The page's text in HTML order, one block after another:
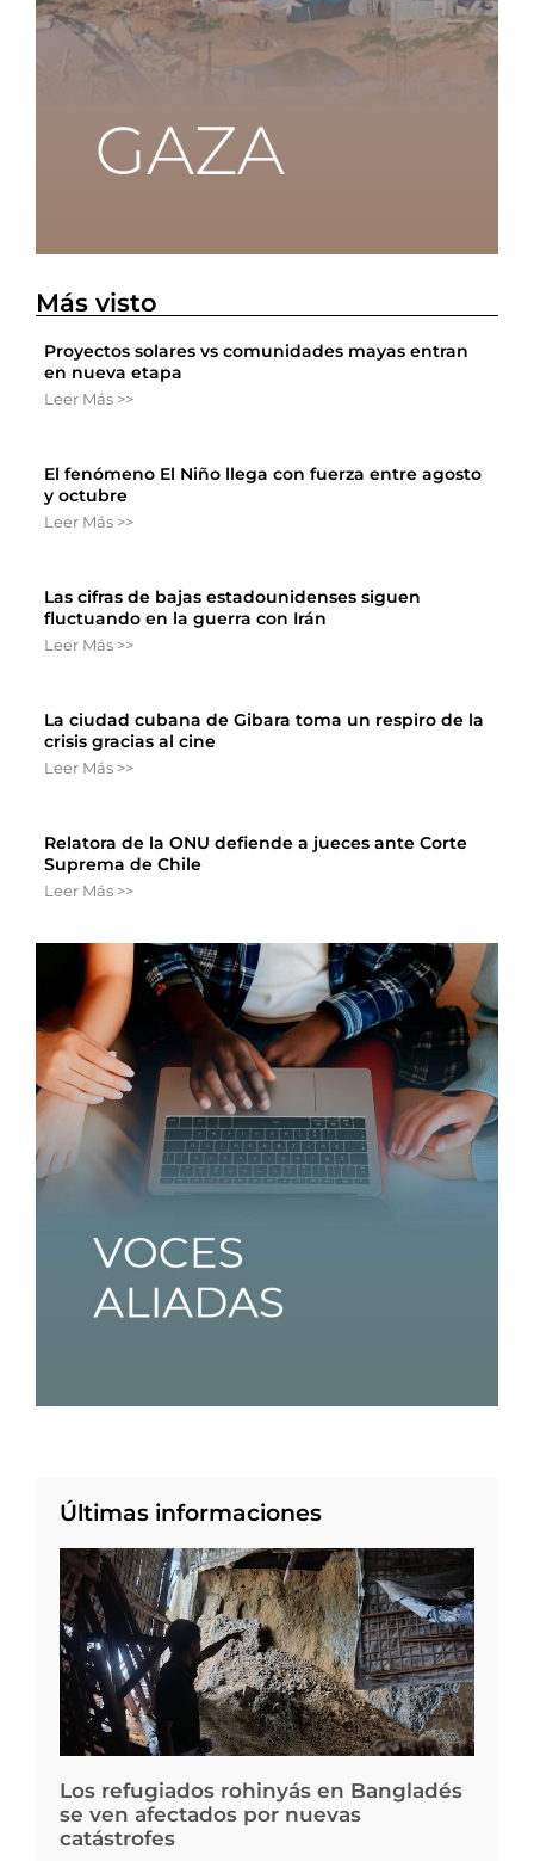
Más visto
Proyectos solares vs comunidades mayas entran
en nueva etapa
Leer Más >>
El fenómeno El Niño llega con fuerza entre agosto
y octubre
Leer Más >>
Las cifras de bajas estadounidenses siguen
fluctuando en la guerra con Irán
Leer Más >>
La ciudad cubana de Gibara toma un respiro de la
crisis gracias al cine
Leer Más >>
Relatora de la ONU defiende a jueces ante Corte
Suprema de Chile
Leer Más >>
Últimas informaciones
Los refugiados rohinyás en Bangladés
se ven afectados por nuevas
catástrofes